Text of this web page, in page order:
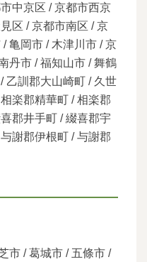
中京区 / 京都市西京
区 / 京都市南区 / 京
亀岡市 / 木津川市 / 京
丹市 / 福知山市 / 舞鶴
乙訓郡大山崎町 / 久世
楽郡精華町 / 相楽郡
郡井手町 / 綴喜郡宇
謝郡伊根町 / 与謝郡
市 / 葛城市 / 五條市 /